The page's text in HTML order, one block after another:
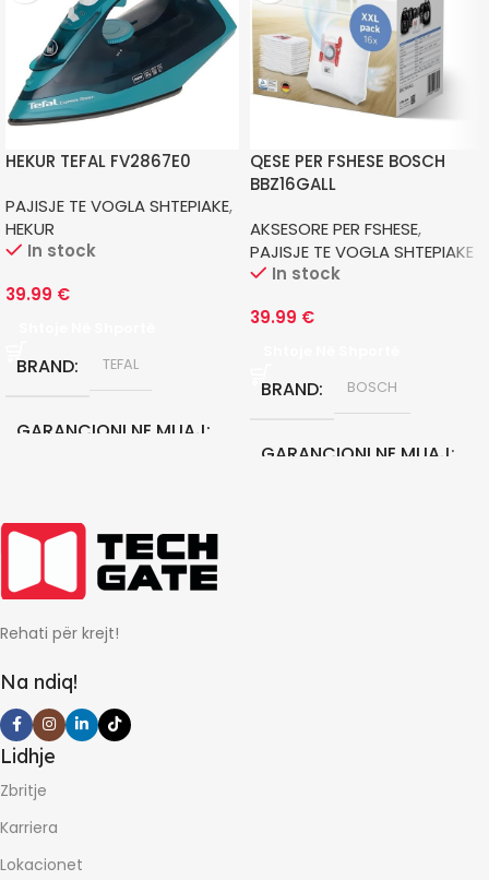
HEKUR TEFAL FV2867E0
PAJISJE TE VOGLA SHTEPIAKE,
HEKUR
In stock
39.99 €
BRAND TEFAL
GARANCIONI NE MUAJ
QESE PER FSHESE BOSCH
BBZ16GALL
AKSESORE PER FSHESE,
PAJISJE TE VOGLA SHTEPIAKE
In stock
39.99 €
BRAND BOSCH
GARANCIONI NE MUAJ
Rehati për krejt!
Na ndiq!
Lidhje
Zbritje
Karriera
Lokacionet